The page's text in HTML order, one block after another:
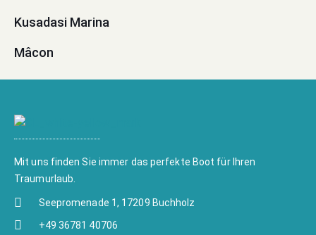
Kusadasi Marina
Mâcon
Mit uns finden Sie immer das perfekte Boot für Ihren
Traumurlaub.
Seepromenade 1, 17209 Buchholz
+49 36781 40706